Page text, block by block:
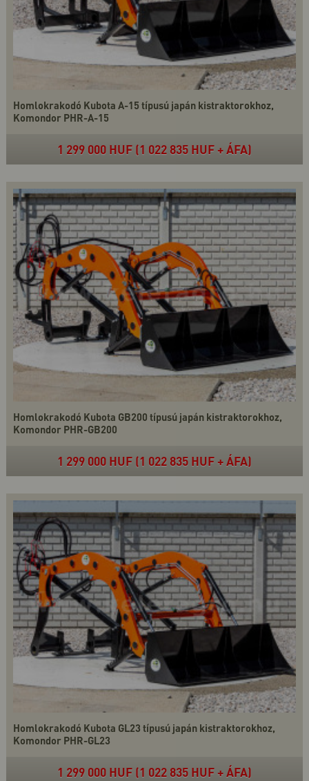
Homlokrakodó Kubota A-15 típusú japán kistraktorokhoz,
Komondor PHR-A-15
1 299 000 HUF (1 022 835 HUF + ÁFA)
Homlokrakodó Kubota GB200 típusú japán kistraktorokhoz,
Komondor PHR-GB200
1 299 000 HUF (1 022 835 HUF + ÁFA)
Homlokrakodó Kubota GL23 típusú japán kistraktorokhoz,
Komondor PHR-GL23
1 299 000 HUF (1 022 835 HUF + ÁFA)